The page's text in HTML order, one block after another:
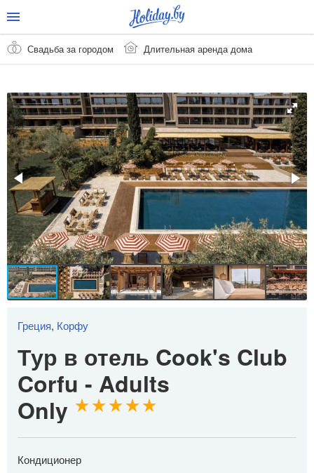
Свадьба за городом Длительная аренда дома
Греция, Корфу
Тур в отель Cook's Club
Corfu - Adults
Only
Кондиционер